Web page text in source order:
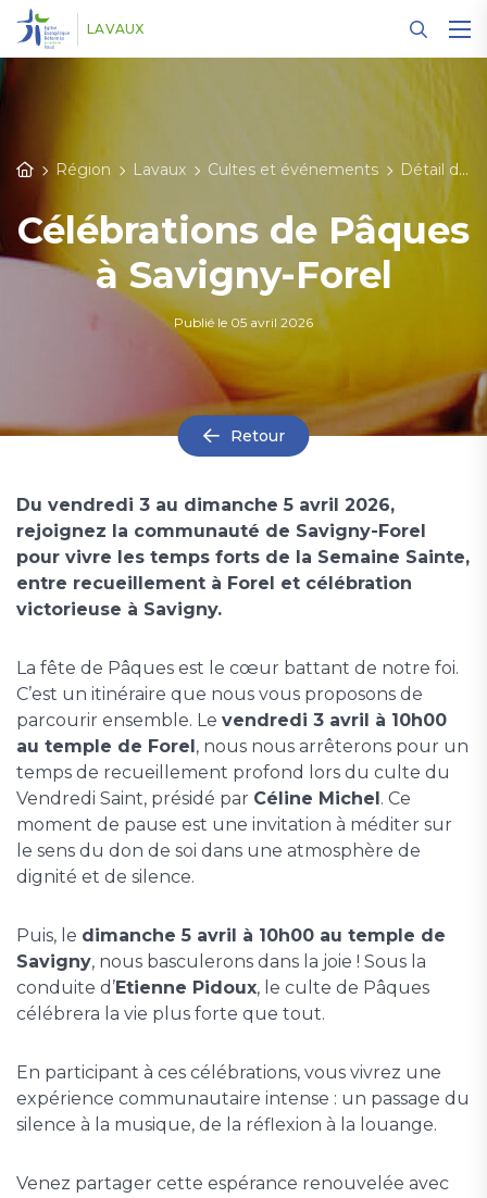
LAVAUX
Région Lavaux Cultes et événements Détail des événements
Célébrations de Pâques
à Savigny-Forel
Publié le05 avril 2026
Retour
Du vendredi 3 au dimanche 5 avril 2026,
rejoignez la communauté de Savigny-Forel
pour vivre les temps forts de la Semaine Sainte,
entre recueillement à Forel et célébration
victorieuse à Savigny.
La fête de Pâques est le cœur battant de notre foi.
C’est un itinéraire que nous vous proposons de
parcourir ensemble. Le vendredi 3 avril à 10h00
au temple de Forel, nous nous arrêterons pour un
temps de recueillement profond lors du culte du
Vendredi Saint, présidé par Céline Michel. Ce
moment de pause est une invitation à méditer sur
le sens du don de soi dans une atmosphère de
dignité et de silence.
Puis, le dimanche 5 avril à 10h00 au temple de
Savigny, nous basculerons dans la joie ! Sous la
conduite d’Etienne Pidoux, le culte de Pâques
célébrera la vie plus forte que tout.
En participant à ces célébrations, vous vivrez une
expérience communautaire intense : un passage du
silence à la musique, de la réflexion à la louange.
Venez partager cette espérance renouvelée avec
Panneau de gestion des cookies